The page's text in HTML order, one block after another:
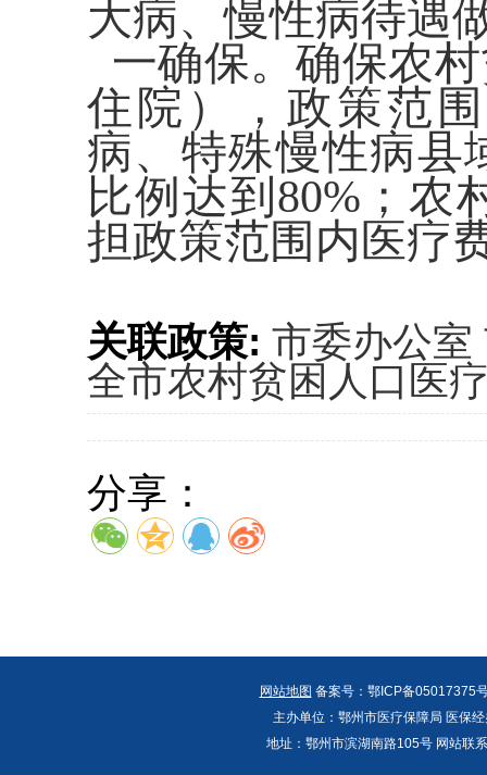
大病、慢性病待遇
一确保。确保农
住院），政策范
病、特殊慢性病县
比例达到80%；
担政策范围内医疗
关联政策: 市委办公室
全市农村贫困人口医
分享：
网站地图 备案号：鄂ICP备05017375
主办单位：鄂州市医疗保障局 医保
地址：鄂州市滨湖南路105号 网站